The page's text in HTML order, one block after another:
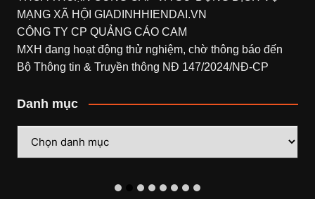
MẠNG XÃ HỘI GIADINHHIENDAI.VN
CÔNG TY CP QUẢNG CÁO CAM
MXH đang hoạt động thử nghiệm, chờ thông báo đến
Bộ Thông tin & Truyền thông NĐ 147/2024/NĐ-CP
Danh mục
mục